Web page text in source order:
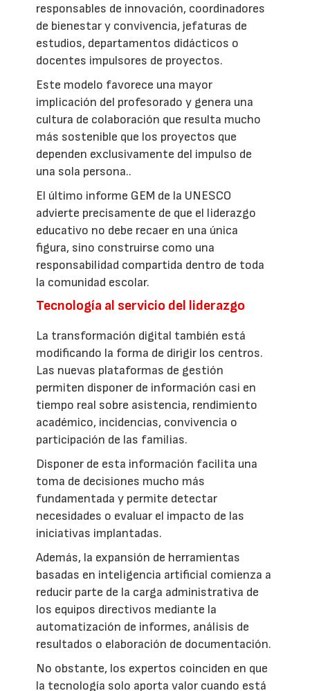
responsables de innovación, coordinadores
de bienestar y convivencia, jefaturas de
estudios, departamentos didácticos o
docentes impulsores de proyectos.
Este modelo favorece una mayor
implicación del profesorado y genera una
cultura de colaboración que resulta mucho
más sostenible que los proyectos que
dependen exclusivamente del impulso de
una sola persona..
El último informe GEM de la UNESCO
advierte precisamente de que el liderazgo
educativo no debe recaer en una única
figura, sino construirse como una
responsabilidad compartida dentro de toda
la comunidad escolar.
Tecnología al servicio del liderazgo
La transformación digital también está
modificando la forma de dirigir los centros.
Las nuevas plataformas de gestión
permiten disponer de información casi en
tiempo real sobre asistencia, rendimiento
académico, incidencias, convivencia o
participación de las familias.
Disponer de esta información facilita una
toma de decisiones mucho más
fundamentada y permite detectar
necesidades o evaluar el impacto de las
iniciativas implantadas.
Además, la expansión de herramientas
basadas en inteligencia artificial comienza a
reducir parte de la carga administrativa de
los equipos directivos mediante la
automatización de informes, análisis de
resultados o elaboración de documentación.
No obstante, los expertos coinciden en que
la tecnología solo aporta valor cuando está